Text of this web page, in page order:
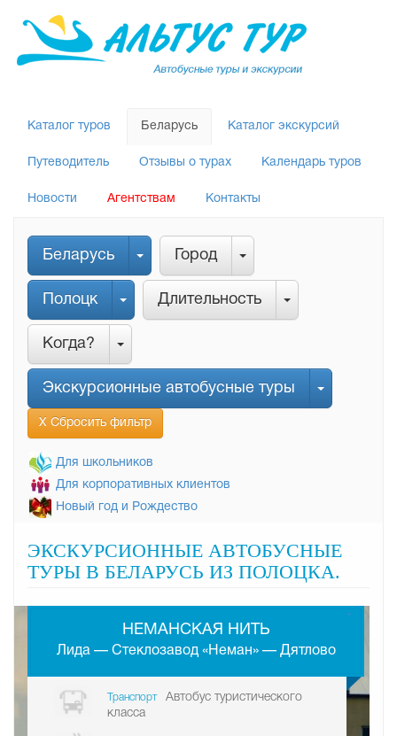
Каталог туров Беларусь Каталог экскурсий
Путеводитель Отзывы о турах Календарь туров
Новости Агентствам Контакты
Беларусь Город
Полоцк Длительность
Когда?
Экскурсионные автобусные туры
Х Сбросить фильтр
Для школьников
Для корпоративных клиентов
Новый год и Рождество
ЭКСКУРСИОННЫЕ АВТОБУСНЫЕ
ТУРЫ В БЕЛАРУСЬ ИЗ ПОЛОЦКА.
НЕМАНСКАЯ НИТЬ
Лида — Стеклозавод «Неман» — Дятлово
Транспорт
Автобус туристического
класса
-